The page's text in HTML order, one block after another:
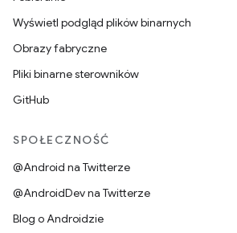
Wyświetl podgląd plików binarnych
Obrazy fabryczne
Pliki binarne sterowników
GitHub
SPOŁECZNOŚĆ
@Android na Twitterze
@AndroidDev na Twitterze
Blog o Androidzie